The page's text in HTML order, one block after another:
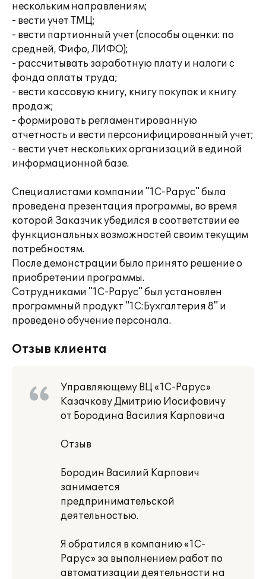
нескольким направлениям;
- вести учет ТМЦ;
- вести партионный учет (способы оценки: по
средней, Фифо, ЛИФО);
- рассчитывать заработную плату и налоги с
фонда оплаты труда;
- вести кассовую книгу, книгу покупок и книгу
продаж;
- формировать регламентированную
отчетность и вести персонифицированный учет;
- вести учет нескольких организаций в единой
информационной базе.
Специалистами компании "1С-Рарус" была
проведена презентация программы, во время
которой Заказчик убедился в соответствии ее
функциональных возможностей своим текущим
потребностям.
После демонстрации было принято решение о
приобретении программы.
Сотрудниками "1С-Рарус" был установлен
программный продукт "1С:Бухгалтерия 8" и
проведено обучение персонала.
Отзыв клиента
Управляющему ВЦ «1С-Рарус»
Казачкову Дмитрию Иосифовичу
от Бородина Василия Карповича
Отзыв
Бородин Василий Карпович
занимается
предпринимательской
деятельностью.
Я обратился в компанию «1С-
Рарус» за выполнением работ по
автоматизации деятельности на